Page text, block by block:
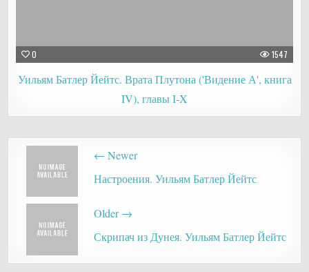
0 1547
Уильям Батлер Йейтс. Врата Плутона ('Видение А', книга
IV), главы I-X
Post
navigation
← Newer
Настроения. Уильям Батлер Йейтс
Older →
Скрипач из Дунея. Уильям Батлер Йейтс